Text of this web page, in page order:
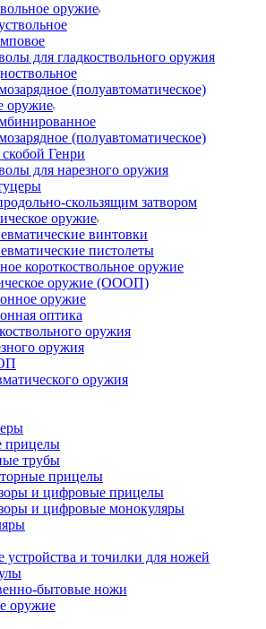
оружие
для гладкоствольного оружия
(полуавтоматическое)
оружие
(полуавтоматическое)
Генри
для нарезного оружия
скользящим затвором
оружие
винтовки
пистолеты
короткоствольное оружие
оружие (ОООП)
оружие
оптика
оружия
оружия
оружия
прицелы
трубы
прицелы
и цифровые прицелы
и цифровые монокуляры
устройства и точилки для ножей
бытовые ножи
оружие